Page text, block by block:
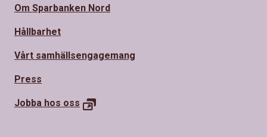
Om Sparbanken Nord
Hållbarhet
Vårt samhällsengagemang
Press
Jobba hos oss